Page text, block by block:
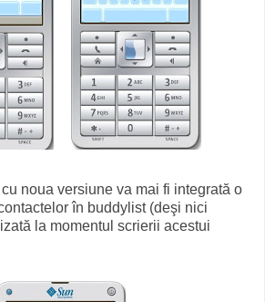
noua versiune va mai fi integrată o
în buddylist (deşi nici
la momentul scrierii acestui